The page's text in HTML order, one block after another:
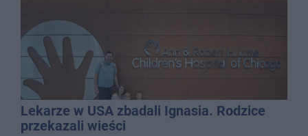
Lekarze w USA zbadali Ignasia. Rodzice
przekazali wieści